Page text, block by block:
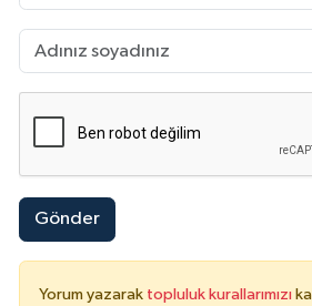
Gönder
Yorum yazarak topluluk kurallarımızı